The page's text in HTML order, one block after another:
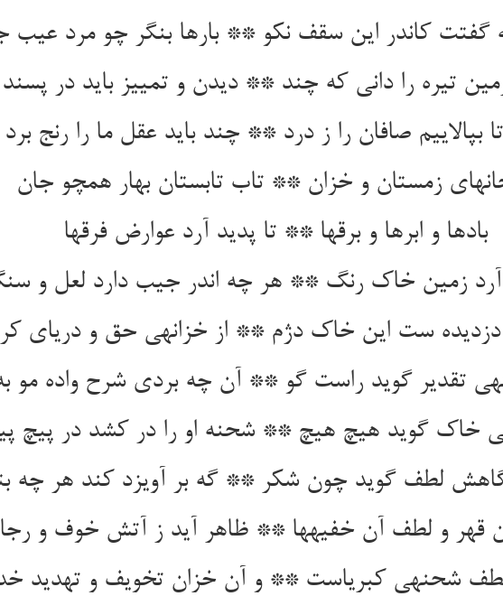
کاندر این سقف نکو ** بارها بنگر چو مرد عیب
تیره را دانی که چند ** دیدن و تمییز باید در پسند
تا بپالاییم صافان را ز درد ** چند باید عقل ما را رنج برد
زمستان و خزان ** تاب تابستان بهار همچو جان‏
بادها و ابرها و برقها ** تا پدید آرد عوارض فرق‏ها
آرد زمین خاک رنگ ** هر چه اندر جیب دارد لعل و
ست این خاک دژم ** از خزانه‏ی حق و دریای
تقدیر گوید راست گو ** آن چه بردی شرح واده مو
خاک گوید هیچ هیچ ** شحنه او را در کشد در پیچ
لطف گوید چون شکر ** گه بر آویزد کند هر چه
قهر و لطف آن خفیه‏ها ** ظاهر آید ز آتش خوف و رجا
لطف شحنه‏ی کبریاست ** و آن خزان تخویف و تهدید